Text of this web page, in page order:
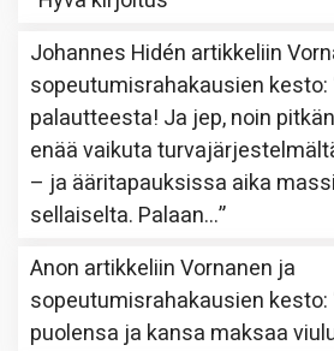
Johannes Hidén artikkeliin
sopeutumisrahakausien kesto:
palautteesta! Ja jep, noin
enää vaikuta
– ja ääritapauksissa aika
sellaiselta. Palaan…”
Anon artikkeliinVornanen ja
sopeutumisrahakausien kesto:
puolensa ja kansa maksaa